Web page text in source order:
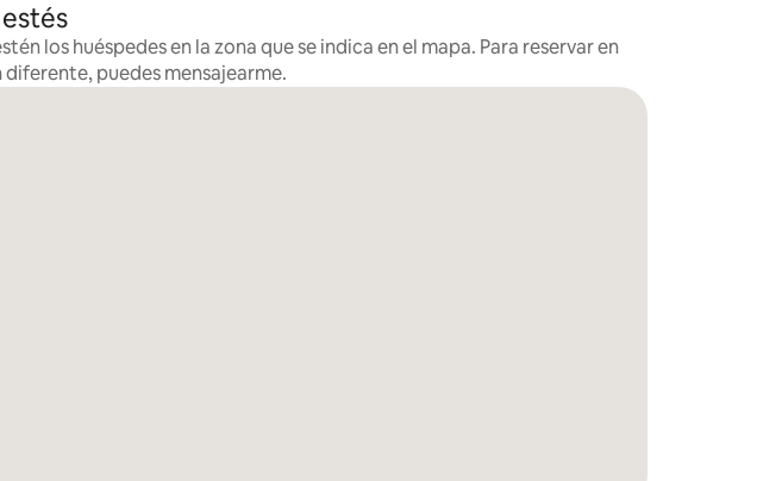
los huéspedes en la zona que se indica en el mapa. Para reservar en
puedes mensajearme.